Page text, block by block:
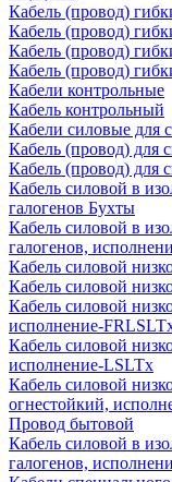
Кабель (провод)
Кабель (провод)
Кабель (провод)
Кабель (провод)
Кабели контрольные
Кабель контрольный
Кабели силовые для
Кабель (провод) для
Кабель (провод) для
Кабель силовой в
галогенов Бухты
Кабель силовой в
галогенов,
Кабель силовой
Кабель силовой
Кабель силовой
исполнение-
Кабель силовой
исполнение-LSLTx
Кабель силовой
огнестойкий,
Провод бытовой
Кабель силовой в
галогенов,